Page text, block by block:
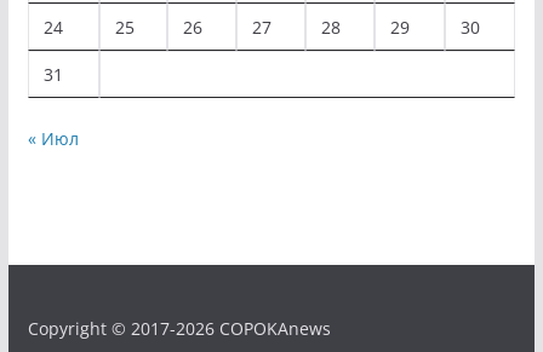
24 25 26 27 28 29 30
31
« Июл
Copyright © 2017-2026 COPOKAnews